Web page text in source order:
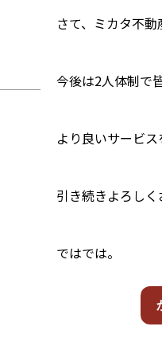
さて、ミカタ不
今後は2人体制で
より良いサービス
引き続きよろしく
ではでは。